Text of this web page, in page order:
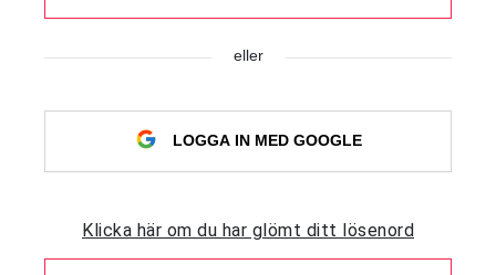
eller
LOGGA IN MED GOOGLE
Klicka här om du har glömt ditt lösenord